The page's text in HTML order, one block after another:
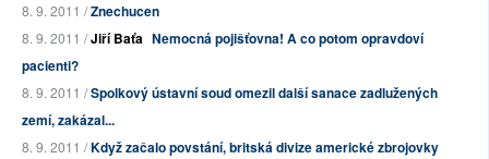
8. 9. 2011 /Znechucen
8. 9. 2011 /Jiří Baťa Nemocná pojišťovna! A co potom opravdoví
pacienti?
8. 9. 2011 /Spolkový ústavní soud omezil další sanace zadlužených
zemí, zakázal...
8. 9. 2011 /Když začalo povstání, britská divize americké zbrojovky